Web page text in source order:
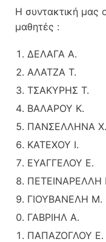
Η συντακτική μας
μαθητές :
ΔΕΛΑΓΑ Α.
ΑΛΑΤΖΑ Τ.
ΤΣΑΚΥΡΗΣ Τ.
ΒΑΛΑΡΟΥ Κ.
ΠΑΝΣΕΛΛΗΝΑ Χ.
ΚΑΤΕΧΟΥ Ι.
ΕΥΑΓΓΕΛΟΥ Ε.
ΠΕΤΕΙΝΑΡΕΛΛΗ
ΓΙΟΥΒΑΝΕΛΗ Μ.
ΓΑΒΡΙΗΛ Α.
ΠΑΠΑΖΟΓΛΟΥ Ε.